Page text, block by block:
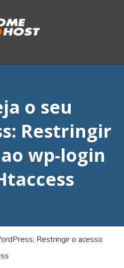
o seu
Restringir
wp-login
Restringir o acesso